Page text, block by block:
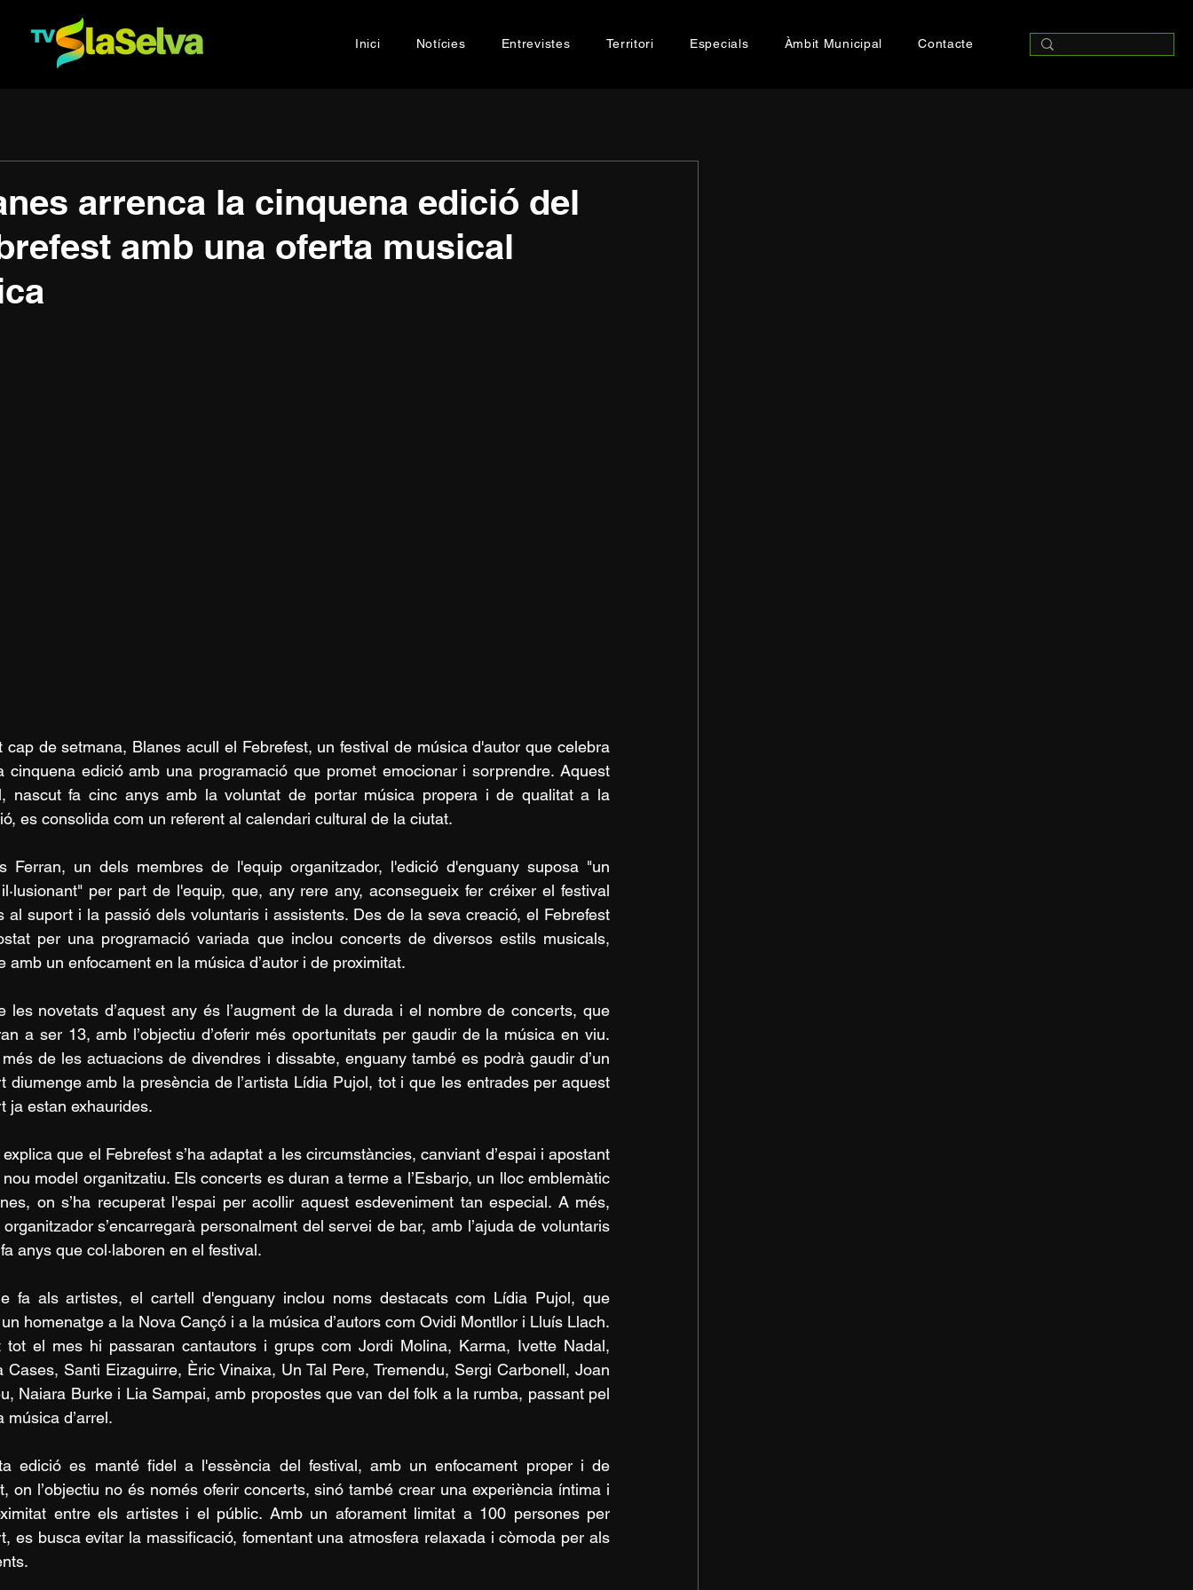
Inici Notícies Entrevistes Territori Especials Àmbit Municipal Contacte
arrenca la cinquena edició del
amb una oferta musical
cap de setmana, Blanes acull el Febrefest, un festival de música d'autor que celebra
cinquena edició amb una programació que promet emocionar i sorprendre. Aquest
nascut fa cinc anys amb la voluntat de portar música propera i de qualitat a la
es consolida com un referent al calendari cultural de la ciutat.
Ferran, un dels membres de l'equip organitzador, l'edició d'enguany suposa "un
per part de l'equip, que, any rere any, aconsegueix fer créixer el festival
al suport i la passió dels voluntaris i assistents. Des de la seva creació, el Febrefest
per una programació variada que inclou concerts de diversos estils musicals,
amb un enfocament en la música d’autor i de proximitat.
les novetats d’aquest any és l’augment de la durada i el nombre de concerts, que
a ser 13, amb l’objectiu d’oferir més oportunitats per gaudir de la música en viu.
de les actuacions de divendres i dissabte, enguany també es podrà gaudir d’un
diumenge amb la presència de l’artista Lídia Pujol, tot i que les entrades per aquest
ja estan exhaurides.
que el Febrefest s’ha adaptat a les circumstàncies, canviant d’espai i apostant
model organitzatiu. Els concerts es duran a terme a l’Esbarjo, un lloc emblemàtic
on s’ha recuperat l'espai per acollir aquest esdeveniment tan especial. A més,
organitzador s’encarregarà personalment del servei de bar, amb l’ajuda de voluntaris
anys que col·laboren en el festival.
fa als artistes, el cartell d'enguany inclou noms destacats com Lídia Pujol, que
homenatge a la Nova Cançó i a la música d’autors com Ovidi Montllor i Lluís Llach.
tot el mes hi passaran cantautors i grups com Jordi Molina, Karma, Ivette Nadal,
Cases, Santi Eizaguirre, Èric Vinaixa, Un Tal Pere, Tremendu, Sergi Carbonell, Joan
Naiara Burke i Lia Sampai, amb propostes que van del folk a la rumba, passant pel
música d’arrel.
edició es manté fidel a l'essència del festival, amb un enfocament proper i de
on l’objectiu no és només oferir concerts, sinó també crear una experiència íntima i
entre els artistes i el públic. Amb un aforament limitat a 100 persones per
es busca evitar la massificació, fomentant una atmosfera relaxada i còmoda per als